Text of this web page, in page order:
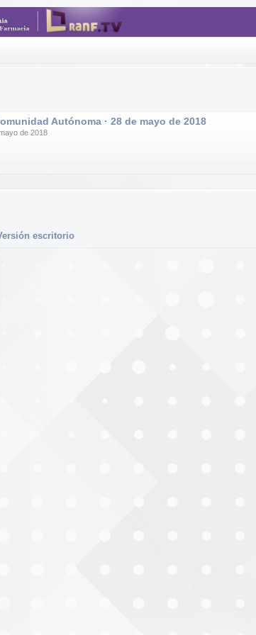
Autónoma · 28 de mayo de 2018
de 2018
escritorio